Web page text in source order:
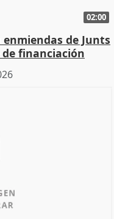
02:00
de Junts
financiación